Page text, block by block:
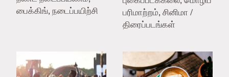
பைக்கிங், நடைப்பயிற்சி
பரிமாற்றம், சினிமா /
திரைப்படங்கள்